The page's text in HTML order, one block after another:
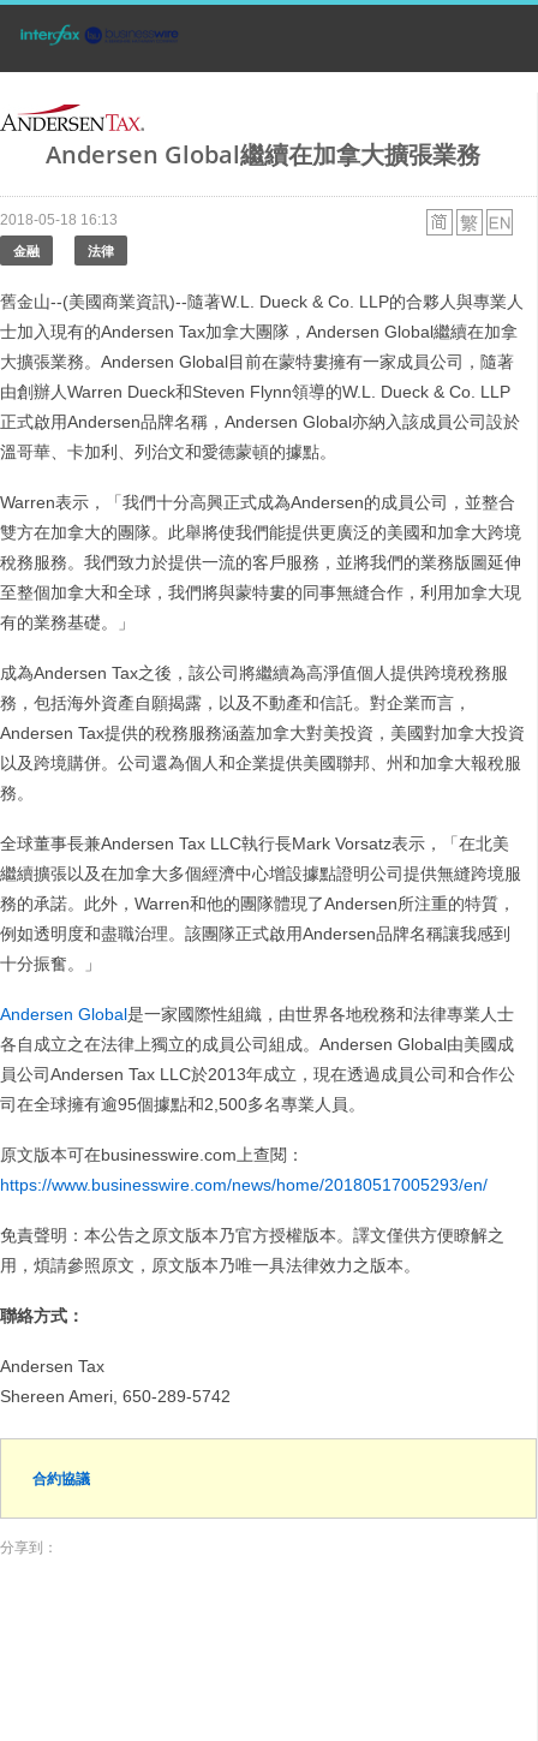
Andersen Global繼續在加拿大擴張業務
2018-05-18 16:13
金融 法律
舊金山--(美國商業資訊)--隨著W.L. Dueck & Co. LLP的合夥人與專業人
士加入現有的Andersen Tax加拿大團隊，Andersen Global繼續在加拿
大擴張業務。Andersen Global目前在蒙特婁擁有一家成員公司，隨著
由創辦人Warren Dueck和Steven Flynn領導的W.L. Dueck & Co. LLP
正式啟用Andersen品牌名稱，Andersen Global亦納入該成員公司設於
溫哥華、卡加利、列治文和愛德蒙頓的據點。
Warren表示，「我們十分高興正式成為Andersen的成員公司，並整合
雙方在加拿大的團隊。此舉將使我們能提供更廣泛的美國和加拿大跨境
稅務服務。我們致力於提供一流的客戶服務，並將我們的業務版圖延伸
至整個加拿大和全球，我們將與蒙特婁的同事無縫合作，利用加拿大現
有的業務基礎。」
成為Andersen Tax之後，該公司將繼續為高淨值個人提供跨境稅務服
務，包括海外資產自願揭露，以及不動產和信託。對企業而言，
Andersen Tax提供的稅務服務涵蓋加拿大對美投資，美國對加拿大投資
以及跨境購併。公司還為個人和企業提供美國聯邦、州和加拿大報稅服
務。
全球董事長兼Andersen Tax LLC執行長Mark Vorsatz表示，「在北美
繼續擴張以及在加拿大多個經濟中心增設據點證明公司提供無縫跨境服
務的承諾。此外，Warren和他的團隊體現了Andersen所注重的特質，
例如透明度和盡職治理。該團隊正式啟用Andersen品牌名稱讓我感到
十分振奮。」
Andersen Global是一家國際性組織，由世界各地稅務和法律專業人士
各自成立之在法律上獨立的成員公司組成。Andersen Global由美國成
員公司Andersen Tax LLC於2013年成立，現在透過成員公司和合作公
司在全球擁有逾95個據點和2,500多名專業人員。
原文版本可在businesswire.com上查閱：
https://www.businesswire.com/news/home/20180517005293/en/
免責聲明：本公告之原文版本乃官方授權版本。譯文僅供方便瞭解之
用，煩請參照原文，原文版本乃唯一具法律效力之版本。
聯絡方式：
Andersen Tax
Shereen Ameri, 650-289-5742
合約協議
分享到：